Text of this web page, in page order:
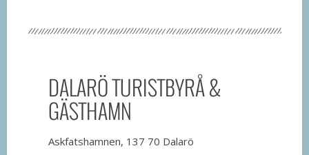
DALARÖ TURISTBYRÅ &
GÄSTHAMN
Askfatshamnen, 137 70 Dalarö